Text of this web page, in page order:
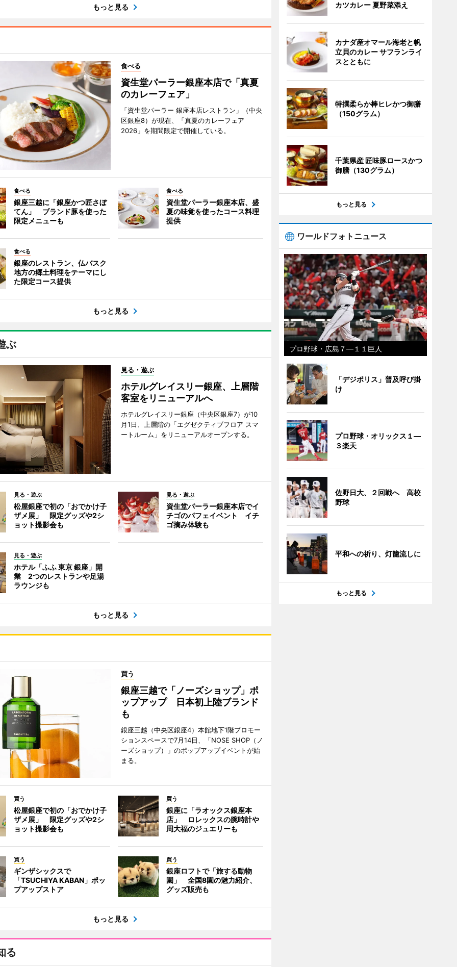
もっと見る
食べる
資生堂パーラー銀座本店で「真夏
のカレーフェア」
「資生堂パーラー 銀座本店レストラン」（中央
区銀座8）が現在、「真夏のカレーフェア
2026」を期間限定で開催している。
食べる
銀座三越に「銀座かつ匠さぼ
てん」 ブランド豚を使った
限定メニューも
食べる
資生堂パーラー銀座本店、盛
夏の味覚を使ったコース料理
提供
食べる
銀座のレストラン、仏バスク
地方の郷土料理をテーマにし
た限定コース提供
もっと見る
ぶ
見る・遊ぶ
ホテルグレイスリー銀座、上層階
客室をリニューアルへ
ホテルグレイスリー銀座（中央区銀座7）が10
月1日、上層階の「エグゼクティブフロア スマ
ートルーム」をリニューアルオープンする。
見る・遊ぶ
松屋銀座で初の「おでかけ子
ザメ展」 限定グッズや2シ
ョット撮影会も
見る・遊ぶ
資生堂パーラー銀座本店でイ
チゴのパフェイベント イチ
ゴ摘み体験も
見る・遊ぶ
ホテル「ふふ 東京 銀座」開
業 2つのレストランや足湯
ラウンジも
もっと見る
買う
銀座三越で「ノーズショップ」ポ
ップアップ 日本初上陸ブランド
も
銀座三越（中央区銀座4）本館地下1階プロモー
ションスペースで7月14日、「NOSE SHOP（ノ
ーズショップ）」のポップアップイベントが始
まる。
買う
松屋銀座で初の「おでかけ子
ザメ展」 限定グッズや2シ
ョット撮影会も
買う
銀座に「ラオックス銀座本
店」 ロレックスの腕時計や
周大福のジュエリーも
買う
ギンザシックスで
「TSUCHIYA KABAN」ポッ
プアップストア
買う
銀座ロフトで「旅する動物
園」 全国8園の魅力紹介、
グッズ販売も
もっと見る
る
カツカレー 夏野菜添え
カナダ産オマール海老と帆
立貝のカレー サフランライ
スとともに
特撰柔らか棒ヒレかつ御膳
（150グラム）
千葉県産 匠味豚ロースかつ
御膳（130グラム）
もっと見る
ワールドフォトニュース
プロ野球・広島７―１１巨人
「デジポリス」普及呼び掛
け
プロ野球・オリックス１―
３楽天
佐野日大、２回戦へ 高校
野球
平和への祈り、灯籠流しに
もっと見る